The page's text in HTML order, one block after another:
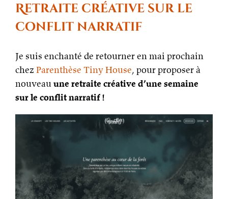
Retraite créative sur le
conflit narratif
Je suis enchanté de retourner en mai prochain
chez Parenthèse Tiny House, pour proposer à
nouveauune retraite créative d’une semaine
sur le conflit narratif !